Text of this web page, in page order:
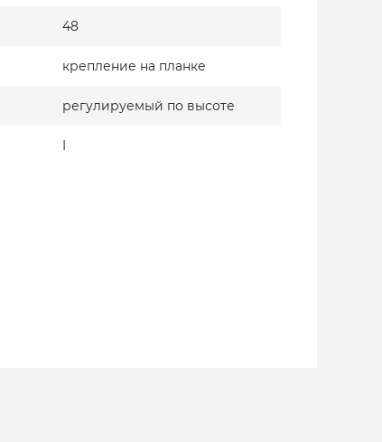
48
крепление на планке
регулируемый по высоте
I